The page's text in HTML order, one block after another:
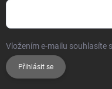
Vložením e-mailu souhlasíte s
Přihlásit se